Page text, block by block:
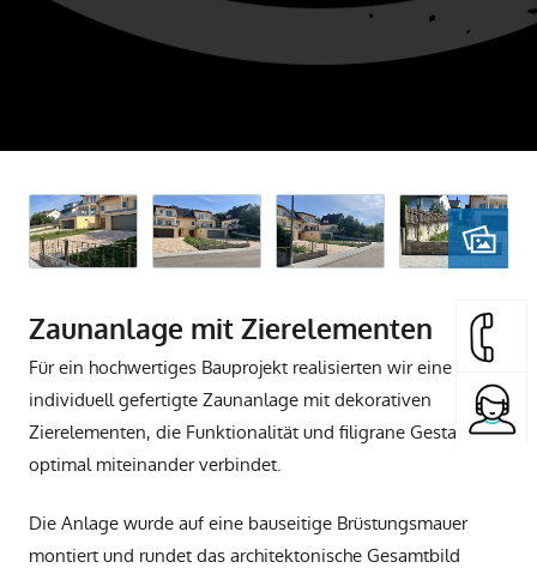
Zaunanlage mit Zierelementen
Für ein hochwertiges Bauprojekt realisierten wir eine
individuell gefertigte Zaunanlage mit dekorativen
Zierelementen, die Funktionalität und filigrane Gestaltung
optimal miteinander verbindet.
Die Anlage wurde auf eine bauseitige Brüstungsmauer
montiert und rundet das architektonische Gesamtbild